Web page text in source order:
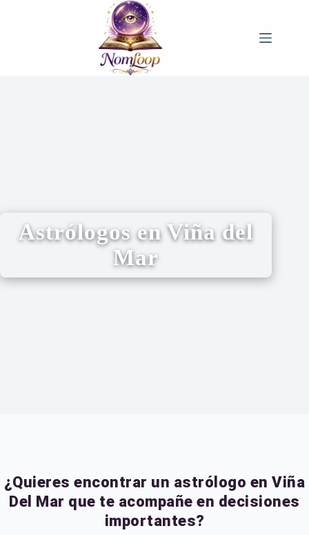
Astrólogos en Viña del
Mar
¿Quieres encontrar un astrólogo en Viña
Del Mar que te acompañe en decisiones
importantes?